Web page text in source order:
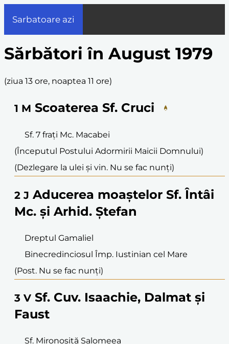
Sarbatoare azi
Sărbători în August 1979
(ziua 13 ore, noaptea 11 ore)
1 M Scoaterea Sf. Cruci
Sf. 7 frați Mc. Macabei
(Începutul Postului Adormirii Maicii Domnului)
(Dezlegare la ulei și vin. Nu se fac nunți)
2 J Aducerea moaștelor Sf. Întâi
Mc. și Arhid. Ștefan
Dreptul Gamaliel
Binecredinciosul Împ. Iustinian cel Mare
(Post. Nu se fac nunți)
3 V Sf. Cuv. Isaachie, Dalmat și
Faust
Sf. Mironosiță Salomeea